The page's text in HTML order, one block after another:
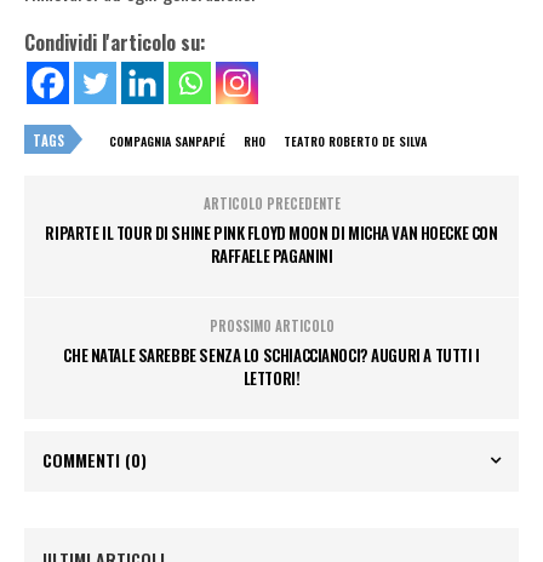
Condividi l'articolo su:
TAGS COMPAGNIA SANPAPIÉ RHO TEATRO ROBERTO DE SILVA
ARTICOLO PRECEDENTE
RIPARTE IL TOUR DI SHINE PINK FLOYD MOON DI MICHA VAN HOECKE CON
RAFFAELE PAGANINI
PROSSIMO ARTICOLO
CHE NATALE SAREBBE SENZA LO SCHIACCIANOCI? AUGURI A TUTTI I
LETTORI!
COMMENTI (0)